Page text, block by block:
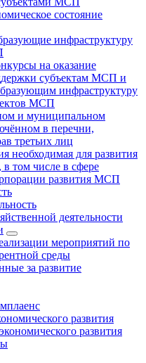
состояние
инфраструктуру
на оказание
субъектам МСП и
инфраструктуру
МСП
и муниципальном
в перечни,
третьих лиц
необходимая для развития
том числе в сфере
развития МСП
деятельности
мероприятий по
среды
за развитие
развития
развития